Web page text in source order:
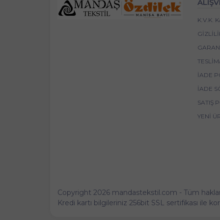
K.V.K.
İADE
İADE
SATIŞ
YENI
Copyright 2026 mandastekstil.com - Tüm hakları
Kredi kartı bilgileriniz 256bit SSL sertifikası ile